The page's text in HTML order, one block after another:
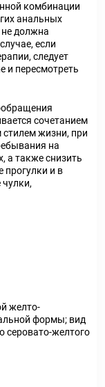
комбинации
анальных
должна
если
следует
и пересмотреть
сочетанием
жизни, при
на
а также снизить
прогулки и в
желто-
формы; вид
серовато-желтого